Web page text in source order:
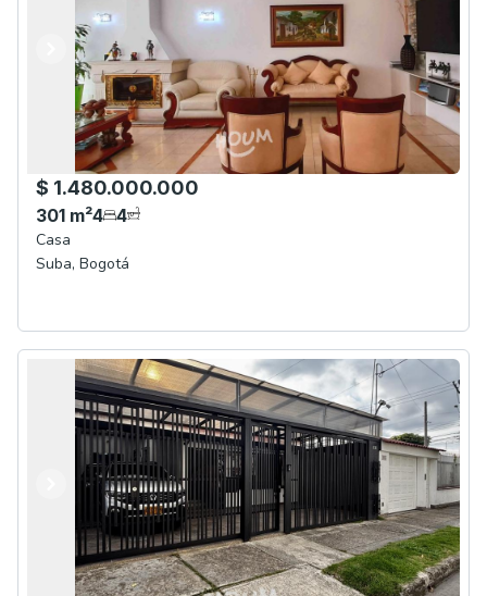
Anterior
Siguiente
$ 1.480.000.000
301 m²4 4
Casa
Suba, Bogotá
Anterior
Siguiente